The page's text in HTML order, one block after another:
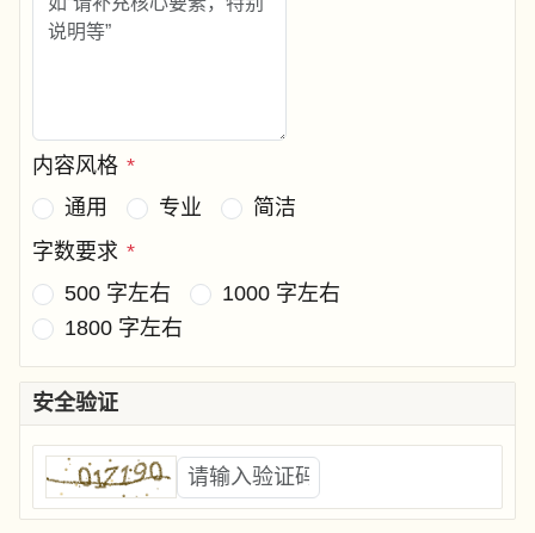
内容风格 *
通用
专业
简洁
字数要求 *
500 字左右
1000 字左右
1800 字左右
安全验证